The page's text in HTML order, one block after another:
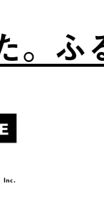
るさ
Inc.